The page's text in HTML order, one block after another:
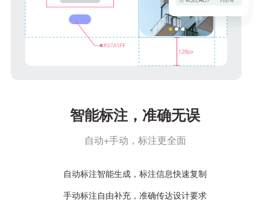
智能标注，准确无误
自动+手动，标注更全面
自动标注智能生成，标注信息快速复制
手动标注自由补充，准确传达设计要求